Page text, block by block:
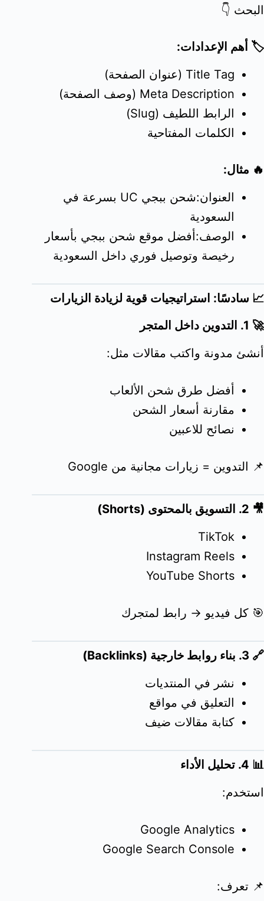
البحث 👇
🏷️ أهم الإعدادات:
Title Tag (عنوان الصفحة)
Meta Description (وصف الصفحة)
الرابط اللطيف (Slug)
الكلمات المفتاحية
🔥 مثال:
العنوان:شحن ببجي UC بسرعة في
السعودية
الوصف:أفضل موقع شحن ببجي بأسعار
رخيصة وتوصيل فوري داخل السعودية
📈 سادسًا: استراتيجيات قوية لزيادة الزيارات
🚀 1. التدوين داخل المتجر
أنشئ مدونة واكتب مقالات مثل:
أفضل طرق شحن الألعاب
مقارنة أسعار الشحن
نصائح للاعبين
📌 التدوين = زيارات مجانية من Google
🎥 2. التسويق بالمحتوى (Shorts)
TikTok
Instagram Reels
YouTube Shorts
🎯 كل فيديو → رابط لمتجرك
🔗 3. بناء روابط خارجية (Backlinks)
نشر في المنتديات
التعليق في مواقع
كتابة مقالات ضيف
📊 4. تحليل الأداء
استخدم:
Google Analytics
Google Search Console
📌 تعرف: